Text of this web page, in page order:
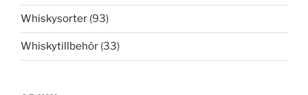
Whiskysorter (93)
Whiskytillbehör (33)